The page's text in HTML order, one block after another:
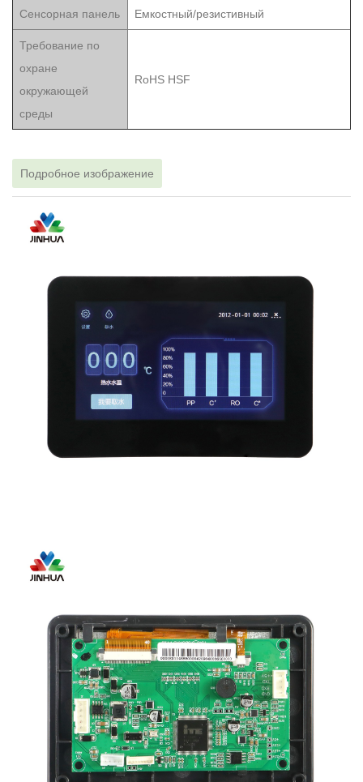
Сенсорная панель Емкостный/резистивный
Требование по
охране
окружающей
среды
RoHS HSF
Подробное изображение